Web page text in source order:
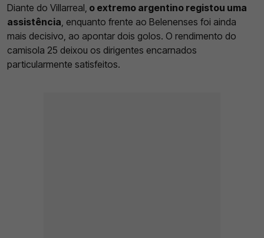
Diante do Villarreal, o extremo argentino registou uma
assistência , enquanto frente ao Belenenses foi ainda
mais decisivo, ao apontar dois golos. O rendimento do
camisola 25 deixou os dirigentes encarnados
particularmente satisfeitos.